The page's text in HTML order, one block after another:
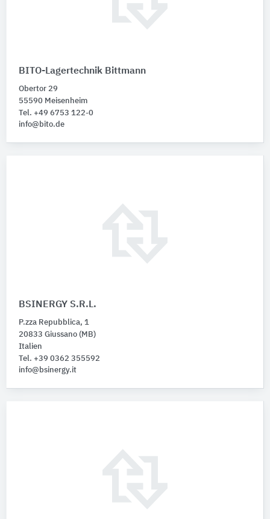
BITO-Lagertechnik Bittmann
Obertor 29
55590 Meisenheim
Tel. +49 6753 122-0
info@bito.de
BSINERGY S.R.L.
P.zza Repubblica, 1
20833 Giussano (MB)
Italien
Tel. +39 0362 355592
info@bsinergy.it